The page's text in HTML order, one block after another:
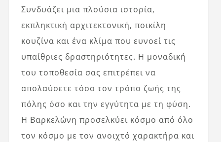
Συνδυάζει μια πλούσια ιστορία,
εκπληκτική αρχιτεκτονική, ποικίλη
κουζίνα και ένα κλίμα που ευνοεί τις
υπαίθριες δραστηριότητες. Η μοναδική
του τοποθεσία σας επιτρέπει να
απολαύσετε τόσο τον τρόπο ζωής της
πόλης όσο και την εγγύτητα με τη φύση.
Η Βαρκελώνη προσελκύει κόσμο από όλο
τον κόσμο με τον ανοιχτό χαρακτήρα και